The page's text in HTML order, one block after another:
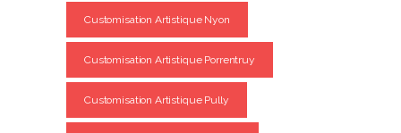
Customisation Artistique Nyon
Customisation Artistique Porrentruy
Customisation Artistique Pully